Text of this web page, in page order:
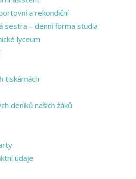
a rekondiční
sestra – denní forma studia
lyceum
tiskárnách
deníků našich žáků
údaje